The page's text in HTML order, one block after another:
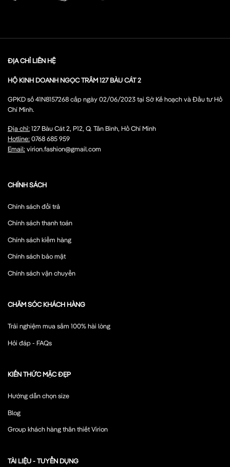
ĐỊA CHỈ LIÊN HỆ
HỘ KINH DOANH NGỌC TRÂM 127 BÀU CÁT 2
GPKD số 41N8157268 cấp ngày 02/06/2023 tại Sở Kế hoạch và Đầu tư Hồ
Chí Minh.
Địa chỉ:127 Bàu Cát 2, P12, Q. Tân Bình, Hồ Chí Minh
Hotline:0768 685 959
Email:virion.fashion@gmail.com
CHÍNH SÁCH
Chính sách đổi trả
Chính sách thanh toán
Chính sách kiểm hàng
Chính sách bảo mật
Chính sách vận chuyển
CHĂM SÓC KHÁCH HÀNG
Trải nghiệm mua sắm 100% hài lòng
Hỏi đáp - FAQs
KIẾN THỨC MẶC ĐẸP
Hướng dẫn chọn size
Blog
Group khách hàng thân thiết Virion
TÀI LIỆU - TUYỂN DỤNG